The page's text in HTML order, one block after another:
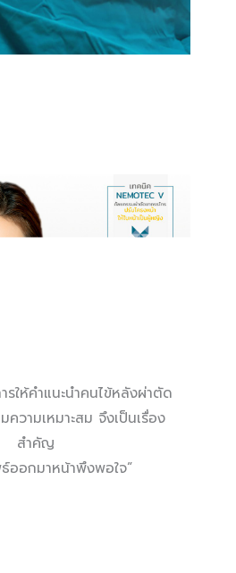
ารให้คำแนะนำคนไข้หลังผ่าตัด
วามเหมาะสม จึงเป็นเรื่อง
สำคัญ
ออกมาหน้าพึงพอใจ”